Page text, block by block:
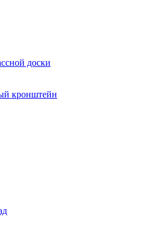
доски
кронштейн